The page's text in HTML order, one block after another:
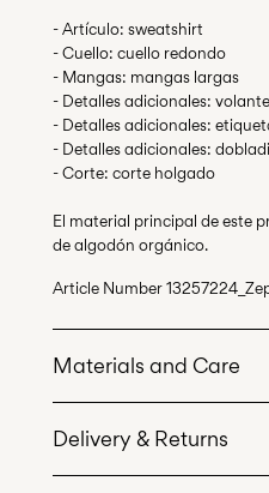
- Artículo: sweatshirt
- Cuello: cuello redondo
- Mangas: mangas largas
- Detalles adicionales:
- Detalles adicionales:
- Detalles adicionales:
- Corte: corte holgado
El material principal de este
de algodón orgánico.
Article Number
Materials and Care
Delivery & Returns